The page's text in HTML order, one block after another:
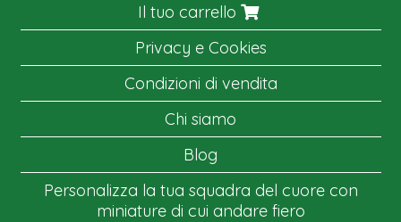
Il tuo carrello
Privacy e Cookies
Condizioni di vendita
Chi siamo
Blog
Personalizza la tua squadra del cuore con
miniature di cui andare fiero